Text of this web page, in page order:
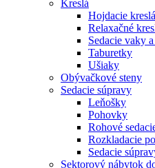
Kreslá
Hojdacie kreslá
Relaxačné
Sedacie vaky
Taburetky
Ušiaky
Obývačkové steny
Sedacie súpravy
Leňošky
Pohovky
Rohové
Rozkladacie
Sedacie
Sektorový nábytok